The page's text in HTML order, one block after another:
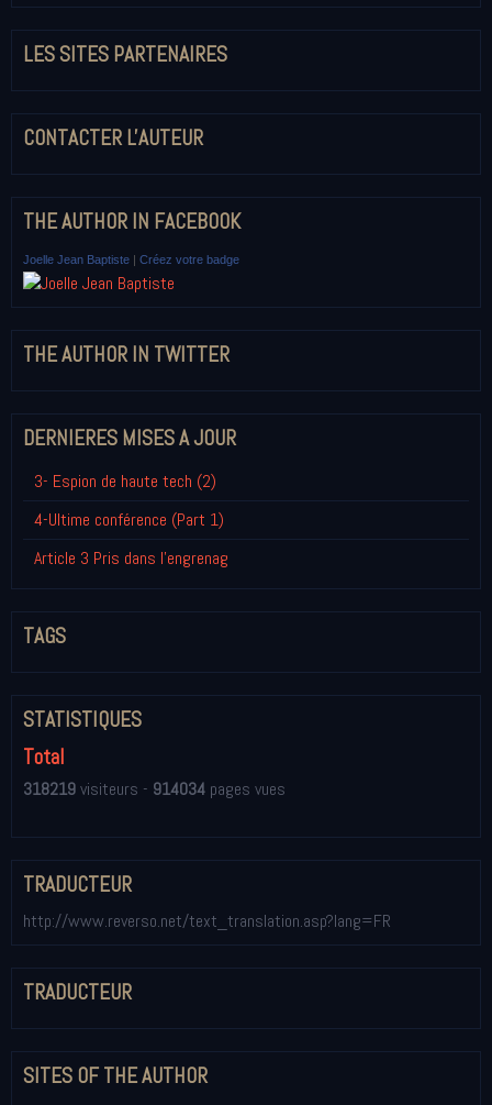
LES SITES PARTENAIRES
CONTACTER L'AUTEUR
THE AUTHOR IN FACEBOOK
Joelle Jean Baptiste | Créez votre badge
THE AUTHOR IN TWITTER
DERNIERES MISES A JOUR
3- Espion de haute tech (2)
4-Ultime conférence (Part 1)
Article 3 Pris dans l'engrenag
TAGS
STATISTIQUES
Total
318219visiteurs - 914034 pages vues
TRADUCTEUR
http://www.reverso.net/text_translation.asp?lang=FR
TRADUCTEUR
SITES OF THE AUTHOR